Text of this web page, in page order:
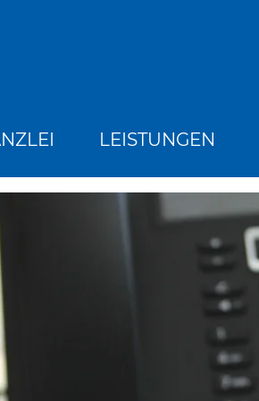
LEISTUNGEN